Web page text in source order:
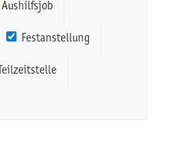
Aushilfsjob
Festanstellung
Teilzeitstelle